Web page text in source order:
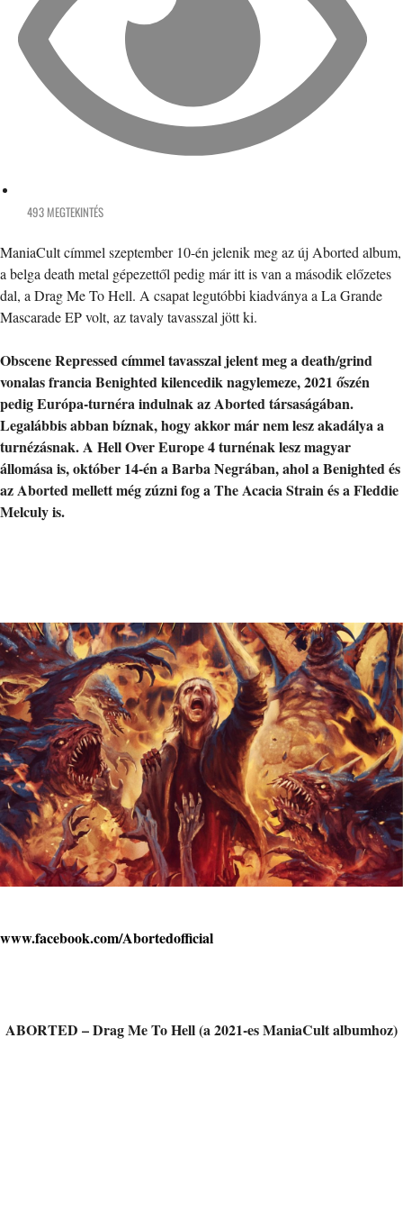
493 MEGTEKINTÉS
ManiaCult címmel szeptember 10-én jelenik meg az új Aborted album,
a belga death metal gépezettől pedig már itt is van a második előzetes
dal, a Drag Me To Hell. A csapat legutóbbi kiadványa a La Grande
Mascarade EP volt, az tavaly tavasszal jött ki.
Obscene Repressed címmel tavasszal jelent meg a death/grind
vonalas francia Benighted kilencedik nagylemeze, 2021 őszén
pedig Európa-turnéra indulnakaz Aborted társaságában.
Legalábbis abban bíznak, hogy akkor már nem lesz akadálya a
turnézásnak. A Hell Over Europe 4 turnénak lesz magyar
állomása is, október 14-én a Barba Negrában, ahol a Benighted és
az Aborted mellett még zúzni fog a The Acacia Strain és a Fleddie
Melculy is.
www.facebook.com/Abortedofficial
ABORTED – Drag Me To Hell (a 2021-es ManiaCult albumhoz)